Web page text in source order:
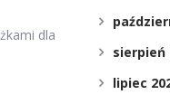
dla
sierpień
lipiec